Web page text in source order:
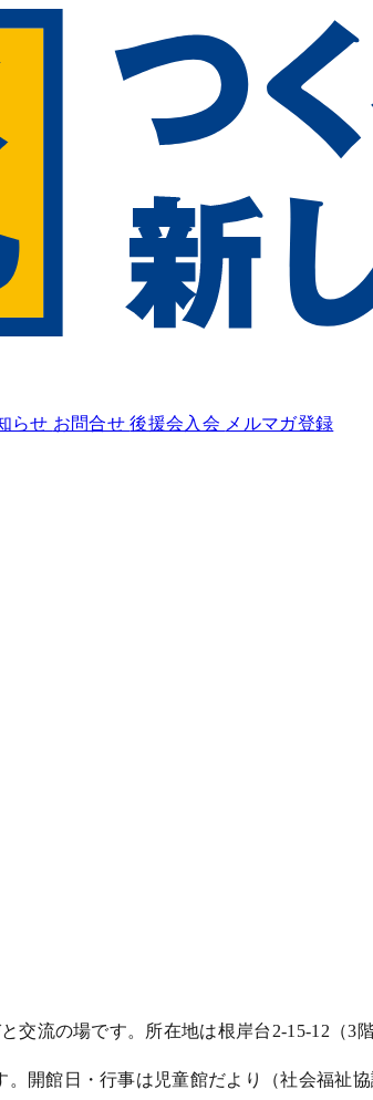
らせ お問合せ後援会入会 メルマガ登録
流の場です。所在地は根岸台2-15-12（3
開館日・行事は児童館だより（社会福祉協